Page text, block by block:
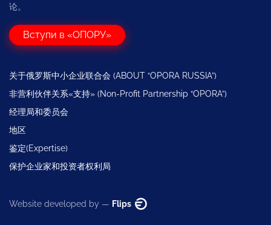
论。
Вступи в «ОПОРУ»
关于俄罗斯中小企业联合会 (ABOUT “OPORA RUSSIA”)
非营利伙伴关系«支持» (Non-Profit Partnership “OPORA”)
经理局和委员会
地区
鉴定(Expertise)
保护企业家和投资者权利局
Website developed by — Flips